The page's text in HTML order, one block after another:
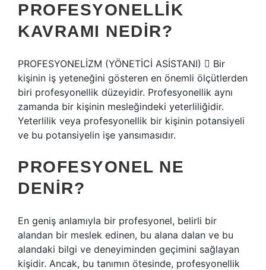
PROFESYONELLIK
KAVRAMI NEDIR?
PROFESYONELİZM (YÖNETİCİ ASİSTANI)  Bir
kişinin iş yeteneğini gösteren en önemli ölçütlerden
biri profesyonellik düzeyidir. Profesyonellik aynı
zamanda bir kişinin mesleğindeki yeterliliğidir.
Yeterlilik veya profesyonellik bir kişinin potansiyeli
ve bu potansiyelin işe yansımasıdır.
PROFESYONEL NE
DENIR?
En geniş anlamıyla bir profesyonel, belirli bir
alandan bir meslek edinen, bu alana dalan ve bu
alandaki bilgi ve deneyiminden geçimini sağlayan
kişidir. Ancak, bu tanımın ötesinde, profesyonellik